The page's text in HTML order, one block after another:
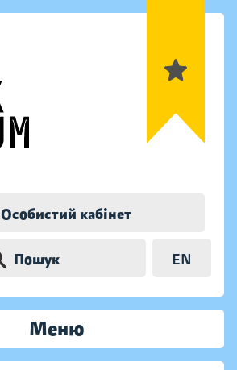
Особистий кабінет
Пошук EN
Меню